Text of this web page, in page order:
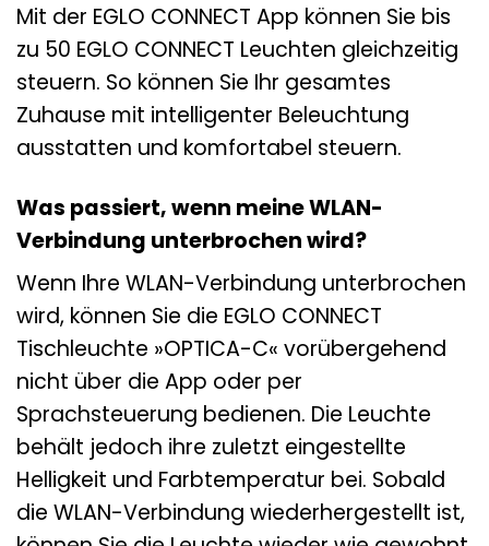
Mit der EGLO CONNECT App können Sie bis
zu 50 EGLO CONNECT Leuchten gleichzeitig
steuern. So können Sie Ihr gesamtes
Zuhause mit intelligenter Beleuchtung
ausstatten und komfortabel steuern.
Was passiert, wenn meine WLAN-
Verbindung unterbrochen wird?
Wenn Ihre WLAN-Verbindung unterbrochen
wird, können Sie die EGLO CONNECT
Tischleuchte »OPTICA-C« vorübergehend
nicht über die App oder per
Sprachsteuerung bedienen. Die Leuchte
behält jedoch ihre zuletzt eingestellte
Helligkeit und Farbtemperatur bei. Sobald
die WLAN-Verbindung wiederhergestellt ist,